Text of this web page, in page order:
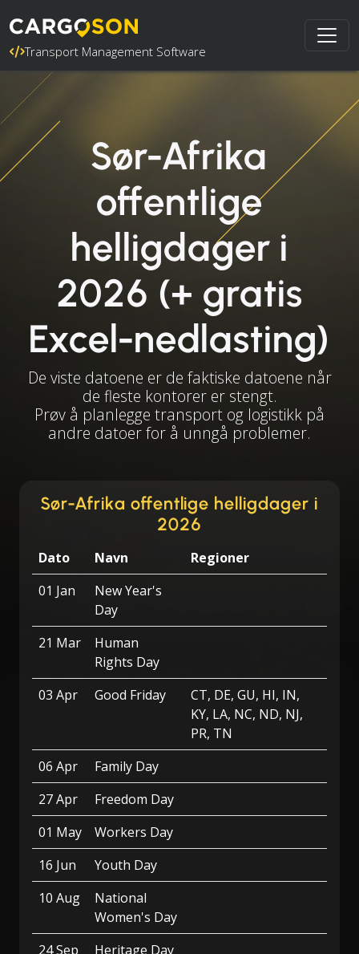
Transport Management Software
Sør-Afrika
offentlige
helligdager i
2026 (+ gratis
Excel-nedlasting)
De viste datoene er de faktiske datoene når
de fleste kontorer er stengt.
Prøv å planlegge transport og logistikk på
andre datoer for å unngå problemer.
Sør-Afrika offentlige helligdager i
2026
Dato Navn
Regioner
01 Jan
New Year's
Day
21 Mar
Human
Rights Day
03 Apr
Good Friday
CT, DE, GU, HI, IN,
KY, LA, NC, ND, NJ,
PR, TN
06 Apr
Family Day
27 Apr
Freedom Day
01 May
Workers Day
16 Jun
Youth Day
10 Aug
National
Women's Day
24 Sep
Heritage Day